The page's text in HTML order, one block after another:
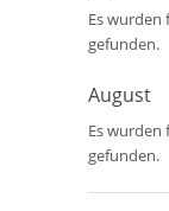
Es wurden
gefunden.
August
Es wurden
gefunden.